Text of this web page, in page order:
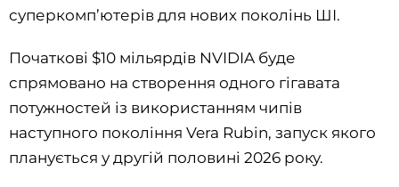
суперкомп’ютерів для нових поколінь ШІ.
Початкові $10 мільярдів NVIDIA буде
спрямовано на створення одного гігавата
потужностей із використанням чипів
наступного покоління Vera Rubin, запуск якого
планується у другій половині 2026 року.